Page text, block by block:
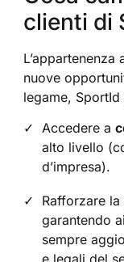
clienti di
nuove
legame,
Accedere a
alto livello
d’impresa).
Rafforzare
garantendo
sempre
e legali del